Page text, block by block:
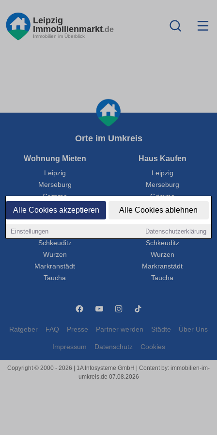
Alle Cookies akzeptieren Alle Cookies ablehnen
Einstellungen Datenschutzerklärung
Leipzig
Immobilienmarkt.de
Immobilien im Überblick
Orte im Umkreis
Wohnung Mieten
Leipzig
Merseburg
Grimma
Delitzsch
Markkleeberg
Borna
Schkeuditz
Wurzen
Markranstädt
Taucha
Haus Kaufen
Leipzig
Merseburg
Grimma
Delitzsch
Borna
Schkeuditz
Wurzen
Markranstädt
Taucha
Ratgeber FAQ Presse Partner werden Städte Über Uns
Impressum Datenschutz Cookies
Copyright © 2000 - 2026 | 1A Infosysteme GmbH | Content by: immobilien-im-
umkreis.de 07.08.2026